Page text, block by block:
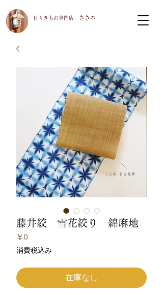
​日々きもの専門店 ささ木
藤井絞 雪花絞り 綿麻地
￥0
格
消費税込み
在庫なし